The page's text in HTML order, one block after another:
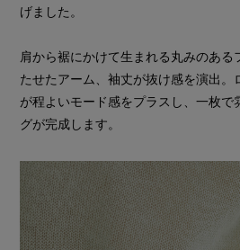
げました。
肩から裾にかけて生まれる丸みのある
たせたアーム、袖丈が抜け感を演出。
が程よいモード感をプラスし、一枚で
グが完成します。